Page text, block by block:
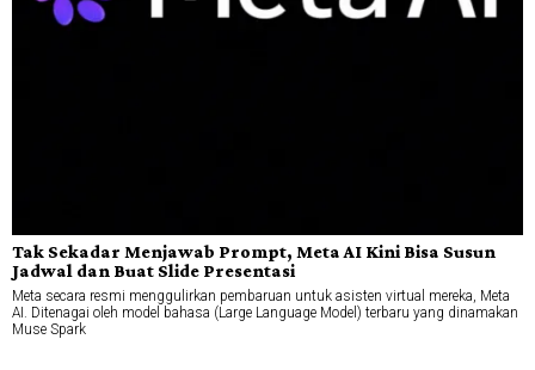
Tak Sekadar Menjawab Prompt, Meta AI Kini Bisa Susun
Jadwal dan Buat Slide Presentasi
Meta secara resmi menggulirkan pembaruan untuk asisten virtual mereka, Meta
AI. Ditenagai oleh model bahasa (Large Language Model) terbaru yang dinamakan
Muse Spark